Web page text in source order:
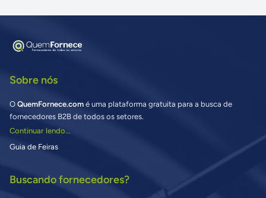
Sobre nós
O QuemFornece.com é uma plataforma gratuita para a busca de
fornecedores B2B de todos os setores.
Continuar lendo...
Guia de Feiras
Buscando fornecedores?